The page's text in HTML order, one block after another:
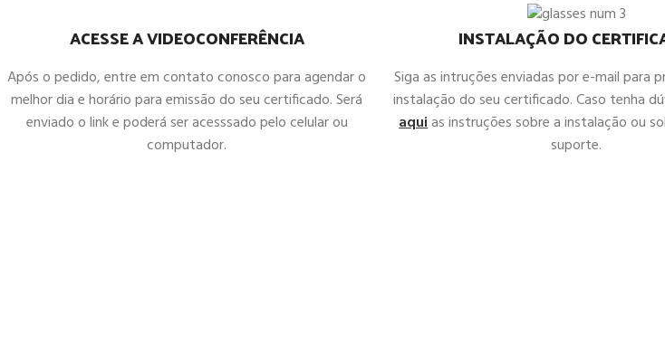
ACESSE A VIDEOCONFERÊNCIA
Após o pedido, entre em contato conosco para agendar o
melhor dia e horário para emissão do seu certificado. Será
enviado o link e poderá ser acesssado pelo celular ou
computador.
INSTALAÇÃO DO
Siga as intruções enviadas por e-mail para
instalação do seu certificado. Caso tenha
aquias instruções sobre a instalação ou
suporte.